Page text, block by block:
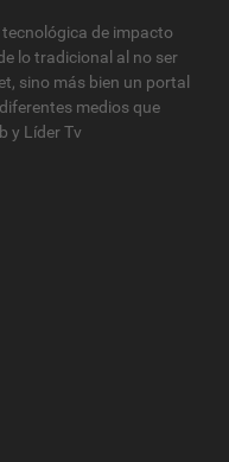
de impacto
lo tradicional al no ser
sino más bien un portal
medios que
y Líder Tv